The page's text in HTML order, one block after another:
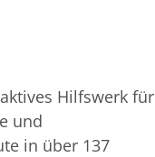
Hilfswerk für
und
in über 137